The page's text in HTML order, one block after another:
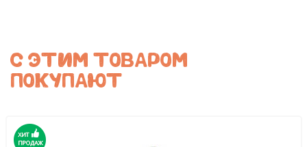
С ЭТИМ ТОВАРОМ
ПОКУПАЮТ